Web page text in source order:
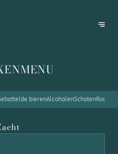
bierenAlcoholenSchotenRode